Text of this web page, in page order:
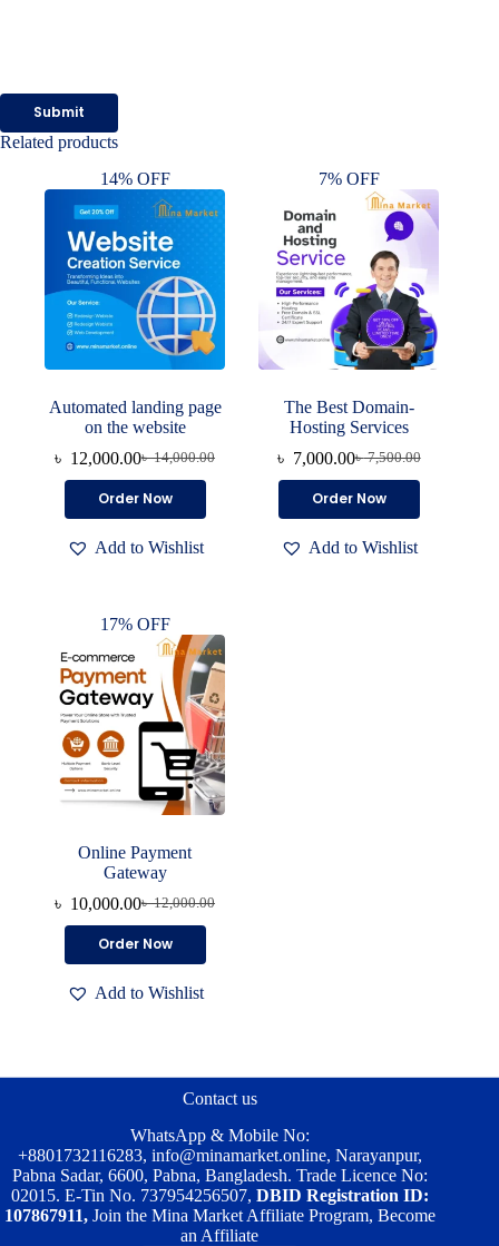
Submit
Related products
14% OFF
Automated landing page
on the website
৳14,000.00
Original
price
was:
৳ 12,000.00Current
price
is:
Order Now
Add to Wishlist
7% OFF
The Best Domain-
Hosting Services
৳7,500.00
Original
price
was:
৳ 7,000.00Current
price
is:
Order Now
Add to Wishlist
17% OFF
Online Payment
Gateway
৳12,000.00
Original
price
was:
৳ 10,000.00Current
price
is:
Order Now
Add to Wishlist
Contact us
WhatsApp & Mobile No:
+8801732116283, info@minamarket.online, Narayanpur,
Pabna Sadar, 6600, Pabna, Bangladesh. Trade Licence No:
02015. E-Tin No. 737954256507, DBID Registration ID:
107867911, Join the Mina Market Affiliate Program, Become
an Affiliate